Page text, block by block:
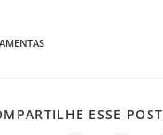
ESSE POST